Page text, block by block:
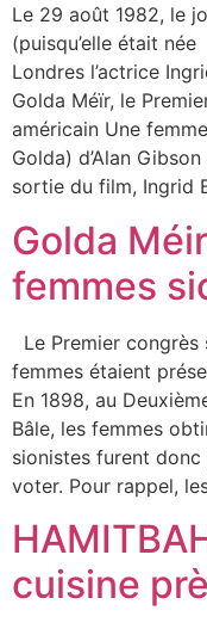
Le 29 août 1982, le
(puisqu’elle était
Londres l’actrice
Golda Méïr, le
américain Une
Golda) d’Alan
sortie du film, Ingrid
Golda
femmes
Le Premier congrès
femmes étaient
En 1898, au
Bâle, les femmes
sionistes furent
voter. Pour rappel,
cuisine